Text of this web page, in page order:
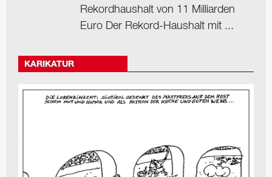
Rekordhaushalt von 11 Milliarden
Euro Der Rekord-Haushalt mit ...
KARIKATUR